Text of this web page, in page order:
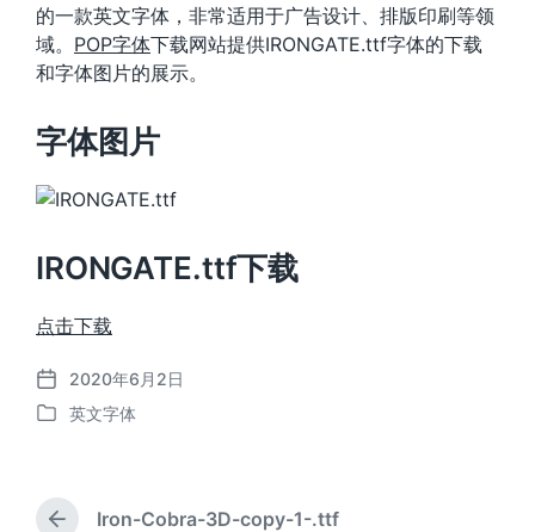
的一款英文字体，非常适用于广告设计、排版印刷等领
域。 POP字体下载网站提供IRONGATE.ttf字体的下载
和字体图片的展示。
字体图片
IRONGATE.ttf下载
点击下载
发
布
2020年6月2日
发
英文字体
Iron-Cobra-3D-copy-1-.ttf